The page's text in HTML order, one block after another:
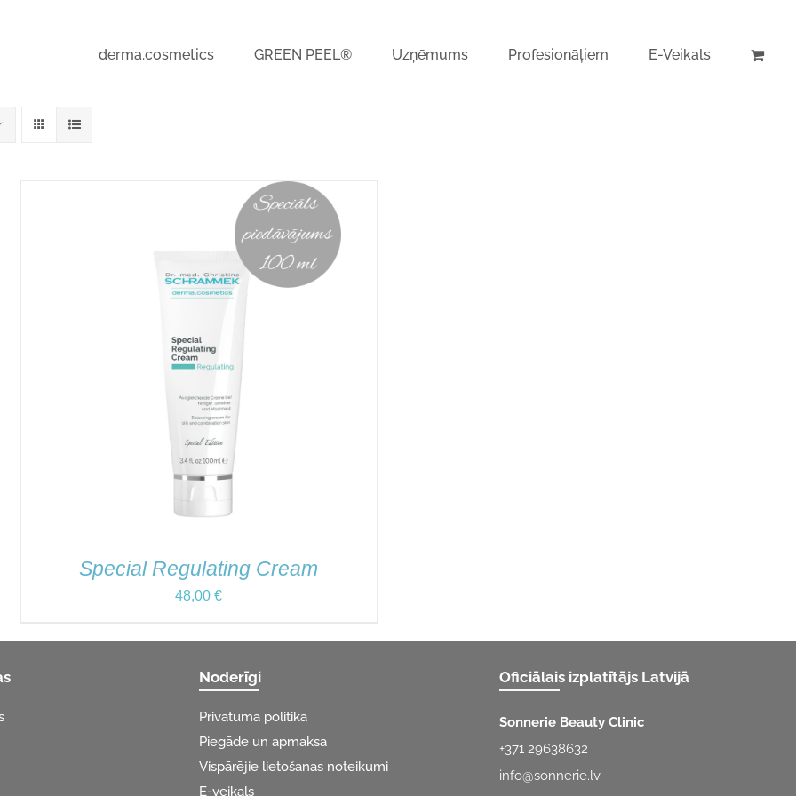
derma.cosmetics GREEN PEEL® Uzņēmums Profesionāļiem E-Veikals
Special Regulating Cream
48,00€
Noderīgi
Privātuma politika
Piegāde un apmaksa
Vispārējie lietošanas noteikumi
E-veikals
Oficiālais izplatītājs Latvijā
Sonnerie Beauty Clinic
+371 29638632
info@sonnerie.lv